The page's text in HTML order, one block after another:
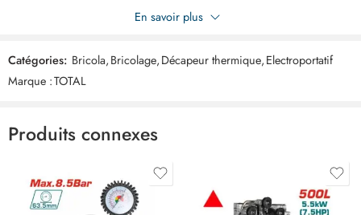
Soyez le premier à donner votre avis sur “TOTAL decapeur 2000w
+ outils TB200561”
Commentaires
Il n'y a pas encore de critiques.
En savoir plus
Catégories: Bricola,Bricolage,Décapeur thermique,Electroportatif
Marque :TOTAL
Produits connexes